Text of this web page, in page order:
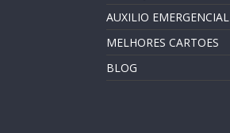
AUXILIO EMERGENCIAL
MELHORES CARTOES
BLOG